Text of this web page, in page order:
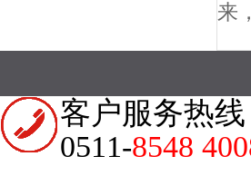
来
客户服务热线
0511-8548